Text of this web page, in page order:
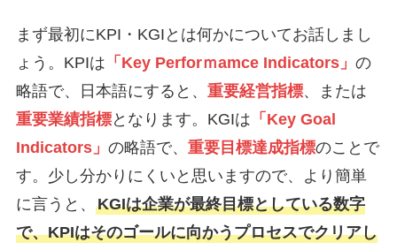
まず最初にKPI・KGIとは何かについてお話しまし
ょう。KPIは 「Key Perforｍamce Indicators」 の
略語で、日本語にすると、 重要経営指標、または
重要業績指標となります。KGIは 「Key Goal
Indicators」 の略語で、 重要目標達成指標のことで
す。少し分かりにくいと思いますので、より簡単
に言うと、 KGIは企業が最終目標としている数字
で、KPIはそのゴールに向かうプロセスでクリアし